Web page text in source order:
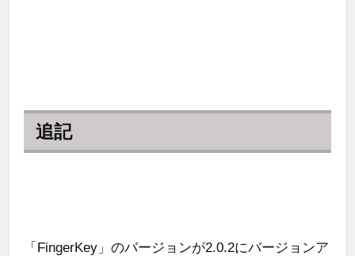
追記
「FingerKey」のバージョンが2.0.2にバージョンア